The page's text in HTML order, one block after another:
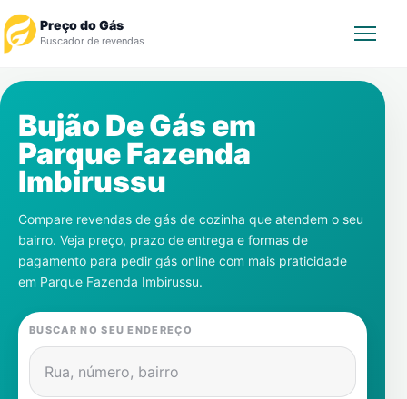
Preço do Gás
Buscador de revendas
Revendedor
Notícias
Cadastre-se
Gás
Contatos
Bujão De Gás em
Parque Fazenda
Imbirussu
Compare revendas de gás de cozinha que atendem o seu
bairro. Veja preço, prazo de entrega e formas de
pagamento para pedir gás online com mais praticidade
em Parque Fazenda Imbirussu.
BUSCAR NO SEU ENDEREÇO
Rua, número, bairro